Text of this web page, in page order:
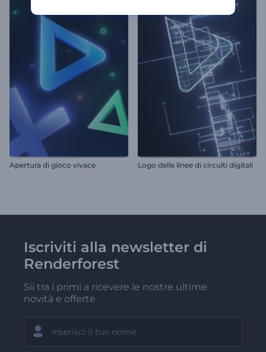
Apertura di gioco vivace Logo delle linee di circuiti digitali
Iscriviti alla newsletter di
Renderforest
Sii tra i primi a ricevere le nostre ultime
novità e offerte